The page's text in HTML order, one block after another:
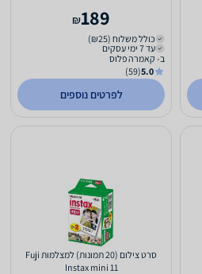
189
₪
כולל משלוח (₪25)
עד 7 ימי עסקים
ב- קאמרה פלוס
5.0
(59)
לפרטים נוספים
סרט צילום (20 תמונות) למצלמות Fuji
Instax mini 11